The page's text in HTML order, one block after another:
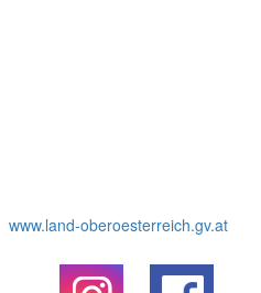
www.land-oberoesterreich.gv.at